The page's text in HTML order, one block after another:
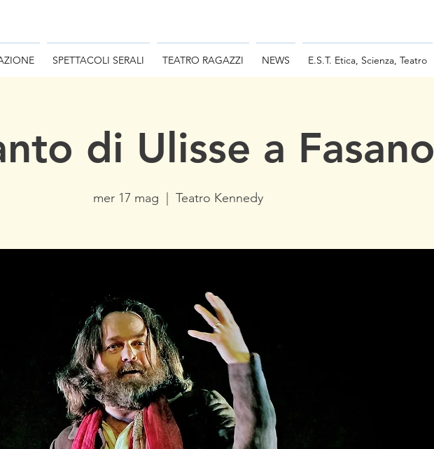
SPETTACOLI SERALI TEATRO RAGAZZI NEWS E.S.T. Etica, Scienza, Teatro
di Ulisse a Fasano
mer 17 mag Teatro Kennedy